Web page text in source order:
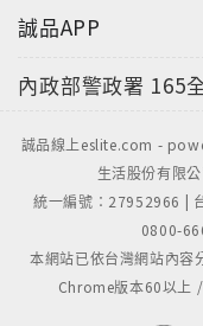
誠品APP
內政部警政署 165
誠品線上eslite.com -
生活股份有限
統一編號：27952966 |
0800-
本網站已依台灣網站內容
Chrome版本60以上